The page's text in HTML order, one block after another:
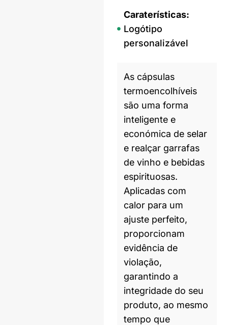
Caraterísticas:
Logótipo
personalizável
As cápsulas
termoencolhíveis
são uma forma
inteligente e
económica de selar
e realçar garrafas
de vinho e bebidas
espirituosas.
Aplicadas com
calor para um
ajuste perfeito,
proporcionam
evidência de
violação,
garantindo a
integridade do seu
produto, ao mesmo
tempo que